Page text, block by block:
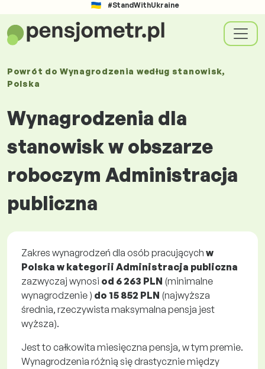
#StandWithUkraine
Powrót do Wynagrodzenia według stanowisk,
Polska
Wynagrodzenia dla
stanowisk w obszarze
roboczym Administracja
publiczna
Zakres wynagrodzeń dla osób pracujących w
Polska w kategorii Administracja publiczna
zazwyczaj wynosi od 6 263 PLN (minimalne
wynagrodzenie ) do 15 852 PLN (najwyższa
średnia, rzeczywista maksymalna pensja jest
wyższa).
Jest to całkowita miesięczna pensja, w tym premie.
Wynagrodzenia różnią się drastycznie między